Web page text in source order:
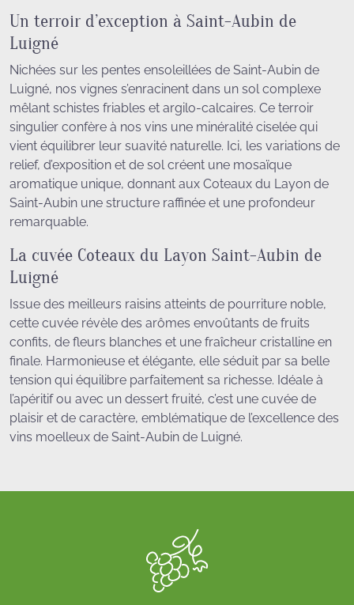
Un terroir d’exception à Saint-Aubin de
Luigné
Nichées sur les pentes ensoleillées de Saint-Aubin de
Luigné, nos vignes s’enracinent dans un sol complexe
mêlant schistes friables et argilo-calcaires. Ce terroir
singulier confère à nos vins une minéralité ciselée qui
vient équilibrer leur suavité naturelle. Ici, les variations de
relief, d’exposition et de sol créent une mosaïque
aromatique unique, donnant aux Coteaux du Layon de
Saint-Aubin une structure raffinée et une profondeur
remarquable.
La cuvée Coteaux du Layon Saint-Aubin de
Luigné
Issue des meilleurs raisins atteints de pourriture noble,
cette cuvée révèle des arômes envoûtants de fruits
confits, de fleurs blanches et une fraîcheur cristalline en
finale. Harmonieuse et élégante, elle séduit par sa belle
tension qui équilibre parfaitement sa richesse. Idéale à
l’apéritif ou avec un dessert fruité, c’est une cuvée de
plaisir et de caractère, emblématique de l’excellence des
vins moelleux de Saint-Aubin de Luigné.